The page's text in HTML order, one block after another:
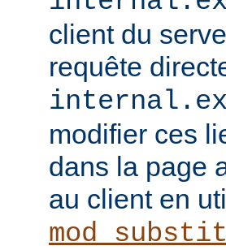
client du
requête
modifier ces
dans la page
au client en